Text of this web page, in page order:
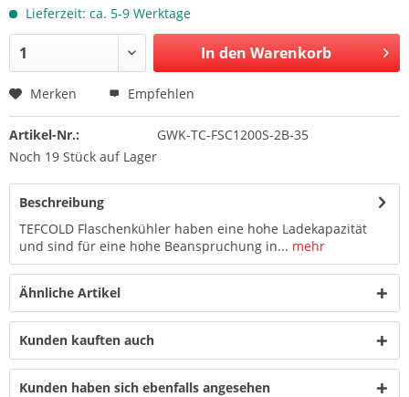
Lieferzeit: ca. 5-9 Werktage
In den Warenkorb
Merken Empfehlen
Artikel-Nr.:
GWK-TC-FSC1200S-2B-35
Noch 19 Stück auf Lager
Beschreibung
TEFCOLD Flaschenkühler haben eine hohe Ladekapazität
und sind für eine hohe Beanspruchung in... mehr
Ähnliche Artikel
Kunden kauften auch
Kunden haben sich ebenfalls angesehen